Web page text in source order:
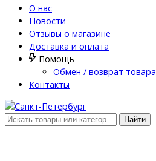
О нас
Новости
Отзывы о магазине
Доставка и оплата
Помощь
Обмен / возврат товара
Контакты
Найти